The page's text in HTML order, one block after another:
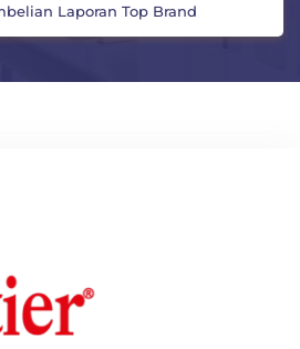
Laporan Top Brand